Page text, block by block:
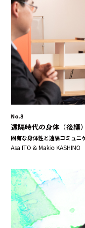
No.8
遠隔時代の身体（後編）
固有な身体性と遠隔コミュニ
Asa ITO & Makio KASHINO